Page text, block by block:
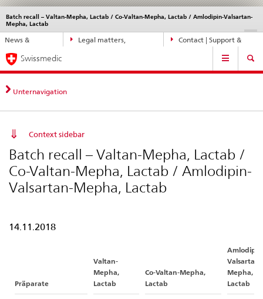
Direct
navigation:
news,
legal
matters,
contact
News &
Legal matters,
Contact | Support &
Batch recall – Valtan-Mepha, Lactab / Co-Valtan-Mepha, Lactab / Amlodipin-Valsartan-
Mepha, Lactab
Languages
DE IT
Service
navigation
Main
Navigation
Swissmedic
Unternavigation
Context sidebar
Batch recall – Valtan-Mepha, Lactab /
Co-Valtan-Mepha, Lactab / Amlodipin-
Valsartan-Mepha, Lactab
14.11.2018
Präparate
Valtan-
Mepha,
Lactab
Co-Valtan-Mepha,
Lactab
Valsartan-
Mepha,
Lactab